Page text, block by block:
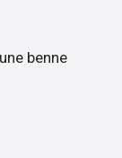
benne